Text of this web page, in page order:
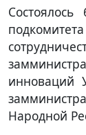
Состоялось
инноваций
Народной